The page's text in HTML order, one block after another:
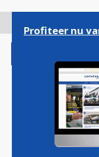
gaan
Magazine
Profiteer nu